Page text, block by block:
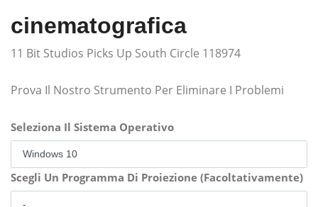
cinematografica
11 Bit Studios Picks Up South Circle 118974
Prova Il Nostro Strumento Per Eliminare I Problemi
Seleziona Il Sistema Operativo
Scegli Un Programma Di Proiezione (Facoltativamente)